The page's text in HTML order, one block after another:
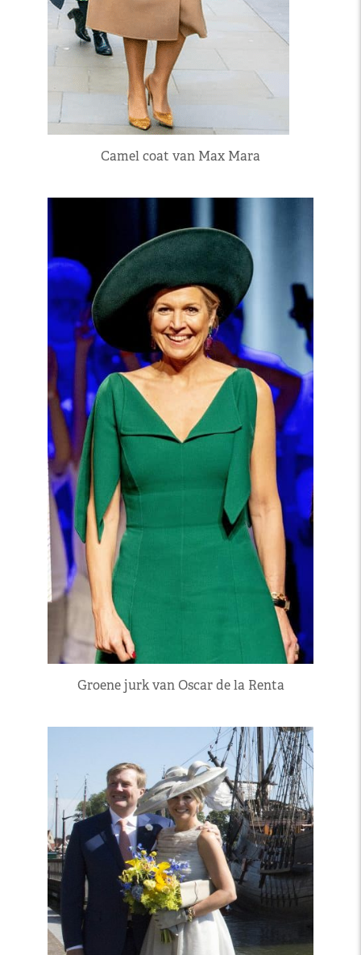
Camel coat van Max Mara
Groene jurk van Oscar de la Renta